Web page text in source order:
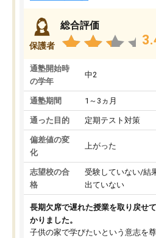
保護者
総合評価
通塾開始時
の学年
中2
通塾期間 1～3ヵ月
通った目的 定期テスト対策
偏差値の変
化
上がった
志望校の合
格
受験していない/結
出ていない
長期欠席で遅れた授業を取り戻せ
かりました。
子供の家で学びたいという意志を